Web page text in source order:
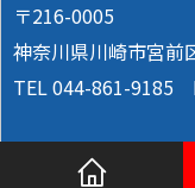
〒216-0005
神奈川県川崎市宮前
TEL 044-861-9185